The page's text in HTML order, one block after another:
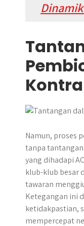
Namun, proses
tanpa
yang dihadapi
klub-klub besar
tawaran
Ketegangan ini
ketidakpastian,
mempercepat